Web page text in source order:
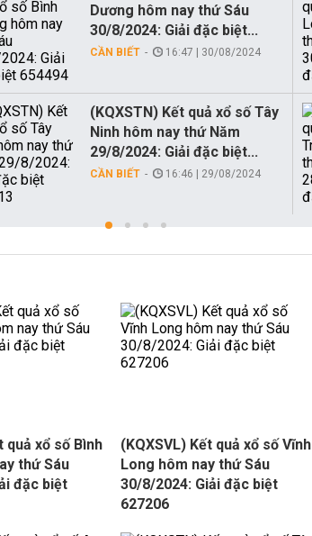
Dương hôm nay thứ Sáu
30/8/2024: Giải đặc biệt...
CẦN BIẾT 16:47 | 30/08/2024
(KQXSTN) Kết quả xổ số Tây
Ninh hôm nay thứ Năm
29/8/2024: Giải đặc biệt...
CẦN BIẾT 16:46 | 29/08/2024
quả xổ số Bình
thứ Sáu
đặc biệt
(KQXSVL) Kết quả xổ số Vĩnh
Long hôm nay thứ Sáu
30/8/2024: Giải đặc biệt
627206